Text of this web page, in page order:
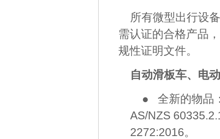
所有微型出行设
需认证的合格产品
规性证明文件。
自动滑板车、电
● 全新的物品
AS/NZS
2272:2016。